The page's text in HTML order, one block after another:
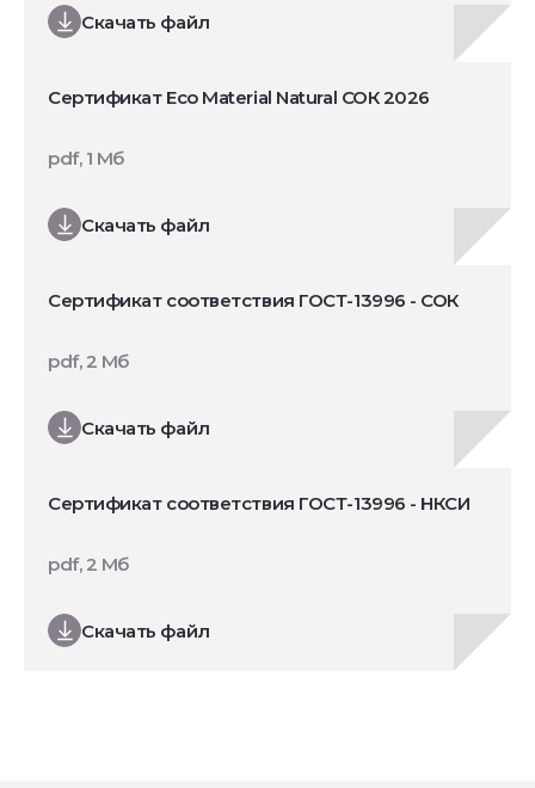
Скачать файл
Сертификат Eco Material Natural СОК 2026
Скачать файл
pdf, 1 Мб
Сертификат соответствия ГОСТ-13996 - СОК
Скачать файл
pdf, 2 Мб
Сертификат соответствия ГОСТ-13996 - НКСИ
Скачать файл
pdf, 2 Мб